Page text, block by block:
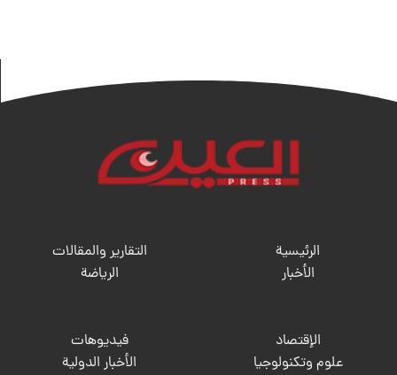
الرئيسية
الأخبار
التقارير والمقالات
الریاضة
الإقتصاد
علوم وتكنولوجيا
فيديوهات
الأخبار الدولية